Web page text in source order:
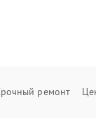
ремонт